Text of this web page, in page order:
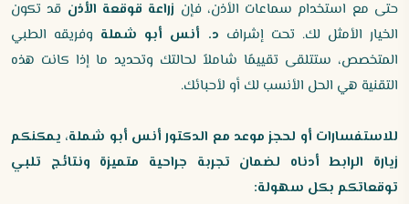
حتى مع استخدام سماعات الأذن، فإن زراعة قوقعة الأذن قد تكون
الخيار الأمثل لك. تحت إشراف د. أنس أبو شملة وفريقه الطبي
المتخصص، ستتلقى تقييمًا شاملاً لحالتك وتحديد ما إذا كانت هذه
التقنية هي الحل الأنسب لك أو لأحبائك.
للاستفسارات أو لحجز موعد مع الدكتور أنس أبو شملة، يمكنكم
زيارة الرابط أدناه لضمان تجربة جراحية متميزة ونتائج تلبي
توقعاتكم بكل سهولة: